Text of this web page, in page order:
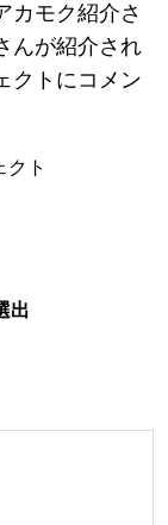
カモク紹介さ
んが紹介され
クトにコメン
クト
出